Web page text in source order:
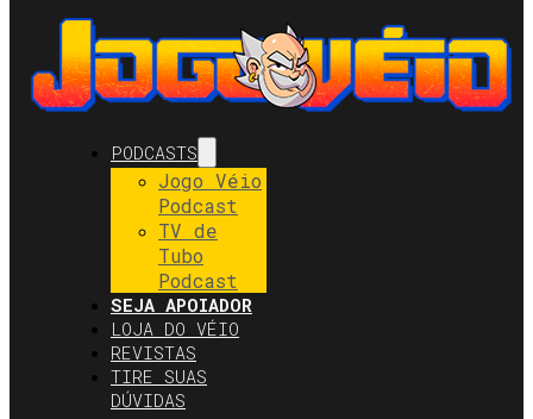
PODCASTS
Jogo Véio
Podcast
TV de
Tubo
Podcast
SEJA APOIADOR
LOJA DO VÉIO
REVISTAS
TIRE SUAS
DÚVIDAS